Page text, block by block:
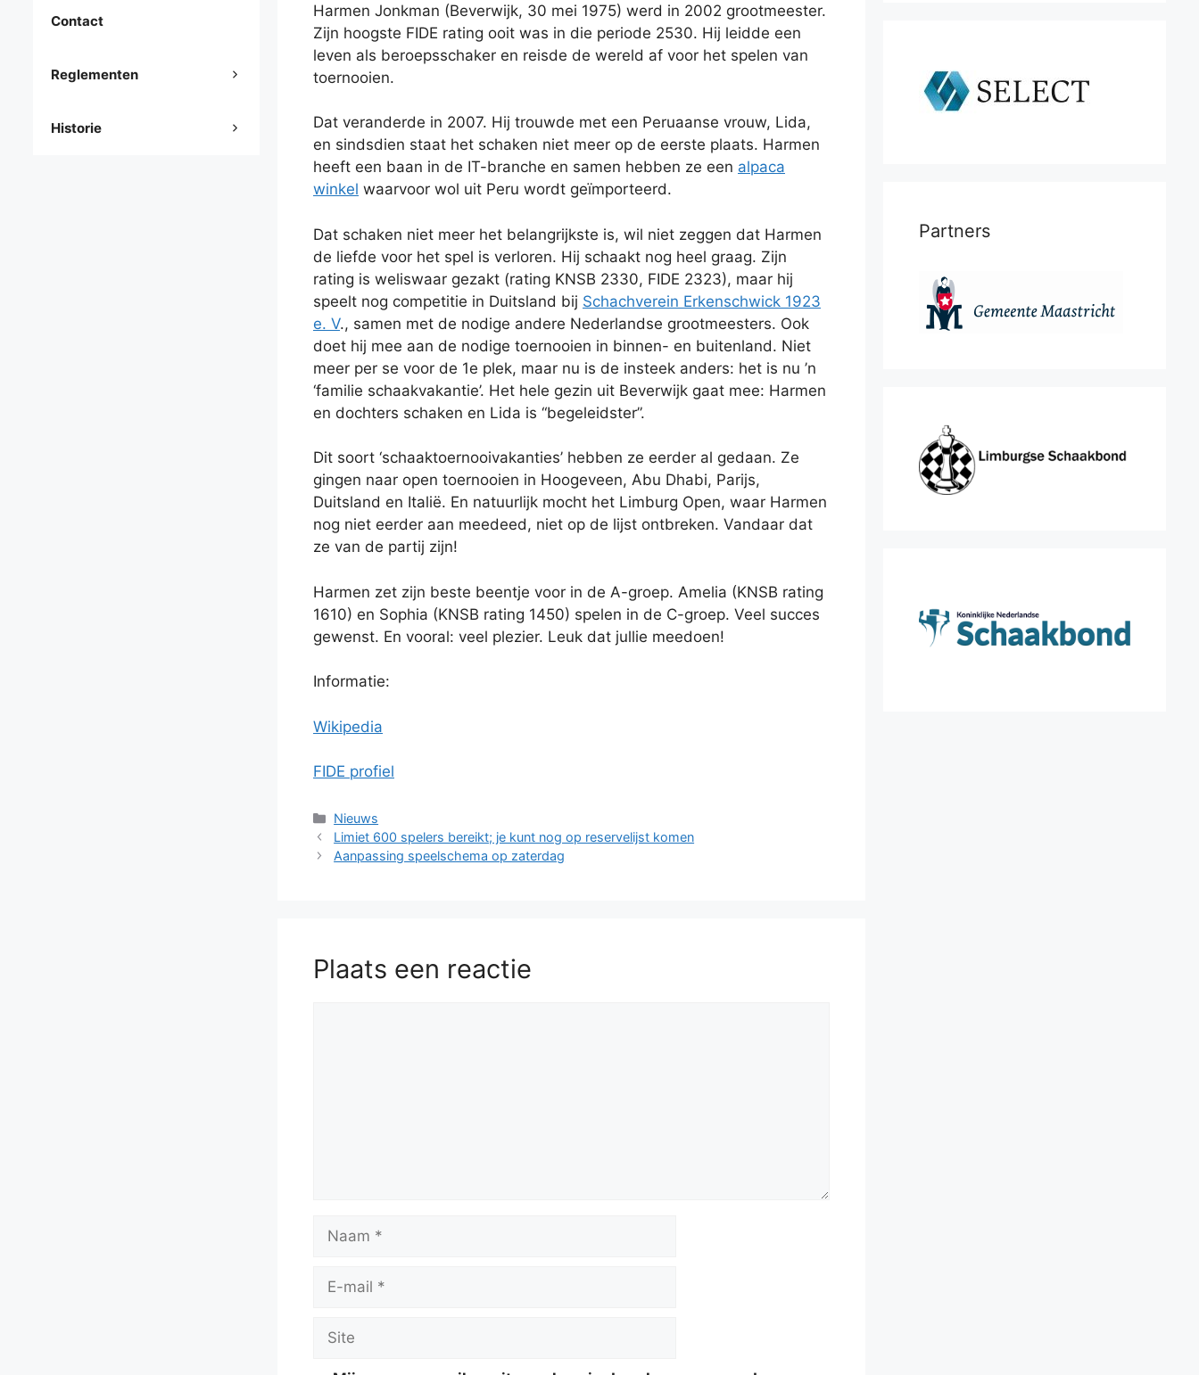
Harmen Jonkman (Beverwijk, 30 mei 1975) werd in 2002 grootmeester.
Zijn hoogste FIDE rating ooit was in die periode 2530. Hij leidde een
leven als beroepsschaker en reisde de wereld af voor het spelen van
toernooien.
Dat veranderde in 2007. Hij trouwde met een Peruaanse vrouw, Lida,
en sindsdien staat het schaken niet meer op de eerste plaats. Harmen
heeft een baan in de IT-branche en samen hebben ze een alpaca
winkel waarvoor wol uit Peru wordt geïmporteerd.
Dat schaken niet meer het belangrijkste is, wil niet zeggen dat Harmen
de liefde voor het spel is verloren. Hij schaakt nog heel graag. Zijn
rating is weliswaar gezakt (rating KNSB 2330, FIDE 2323), maar hij
speelt nog competitie in Duitsland bij Schachverein Erkenschwick 1923
e. V., samen met de nodige andere Nederlandse grootmeesters. Ook
doet hij mee aan de nodige toernooien in binnen- en buitenland. Niet
meer per se voor de 1e plek, maar nu is de insteek anders: het is nu ’n
‘familie schaakvakantie’. Het hele gezin uit Beverwijk gaat mee: Harmen
en dochters schaken en Lida is “begeleidster”.
Dit soort ‘schaaktoernooivakanties’ hebben ze eerder al gedaan. Ze
gingen naar open toernooien in Hoogeveen, Abu Dhabi, Parijs,
Duitsland en Italië. En natuurlijk mocht het Limburg Open, waar Harmen
nog niet eerder aan meedeed, niet op de lijst ontbreken. Vandaar dat
ze van de partij zijn!
Harmen zet zijn beste beentje voor in de A-groep. Amelia (KNSB rating
1610) en Sophia (KNSB rating 1450) spelen in de C-groep. Veel succes
gewenst. En vooral: veel plezier. Leuk dat jullie meedoen!
Informatie:
Wikipedia
FIDE profiel
Categorieën
Nieuws
Limiet 600 spelers bereikt; je kunt nog op reservelijst komen
Aanpassing speelschema op zaterdag
Plaats een reactie
mail
Contact
Reglementen
Historie
Partners